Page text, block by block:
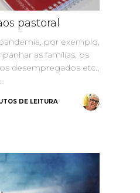
pastoral
por exemplo,
as famílias, os
desempregados etc.,
DE LEITURA